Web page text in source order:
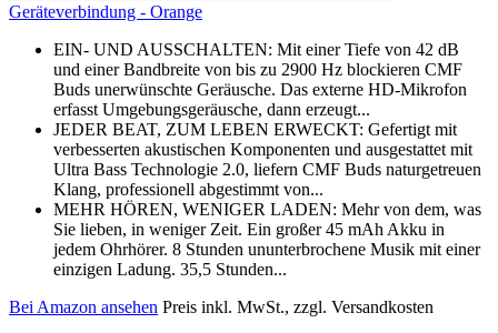
Geräteverbindung - Orange
EIN- UND AUSSCHALTEN: Mit einer Tiefe von 42 dB
und einer Bandbreite von bis zu 2900 Hz blockieren CMF
Buds unerwünschte Geräusche. Das externe HD-Mikrofon
erfasst Umgebungsgeräusche, dann erzeugt...
JEDER BEAT, ZUM LEBEN ERWECKT: Gefertigt mit
verbesserten akustischen Komponenten und ausgestattet mit
Ultra Bass Technologie 2.0, liefern CMF Buds naturgetreuen
Klang, professionell abgestimmt von...
MEHR HÖREN, WENIGER LADEN: Mehr von dem, was
Sie lieben, in weniger Zeit. Ein großer 45 mAh Akku in
jedem Ohrhörer. 8 Stunden ununterbrochene Musik mit einer
einzigen Ladung. 35,5 Stunden...
Bei Amazon ansehen Preis inkl. MwSt., zzgl. Versandkosten